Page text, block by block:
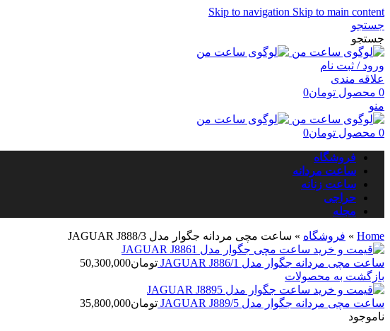
Skip to navigation Skip to main content
جستجو
جستجو
ورود / ثبت نام
علاقه مندی
0 محصول تومان0
منو
0 محصول تومان0
فروشگاه
ساعت مردانه
ساعت زنانه
حراجی
مجله
Home
» فروشگاه » ساعت مچی مردانه جگوار مدل JAGUAR J888/3
ساعت مچی مردانه جگوار مدل JAGUAR J886/1 تومان50,300,000
بازگشت به محصولات
ساعت مچی مردانه جگوار مدل JAGUAR J889/5 تومان35,800,000
ناموجود